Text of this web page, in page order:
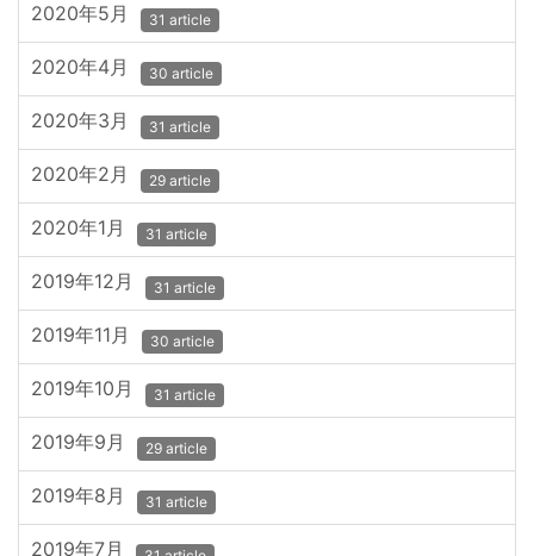
2020年5月 31 article
2020年4月 30 article
2020年3月 31 article
2020年2月 29 article
2020年1月 31 article
2019年12月 31 article
2019年11月 30 article
2019年10月 31 article
2019年9月 29 article
2019年8月 31 article
2019年7月